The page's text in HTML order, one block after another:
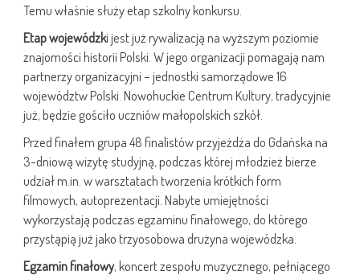
Temu właśnie służy etap szkolny konkursu.
Etap wojewódzki jest już rywalizacją na wyższym poziomie
znajomości historii Polski. W jego organizacji pomagają nam
partnerzy organizacyjni – jednostki samorządowe 16
województw Polski. Nowohuckie Centrum Kultury, tradycyjnie
już, będzie gościło uczniów małopolskich szkół.
Przed finałem grupa 48 finalistów przyjeżdża do Gdańska na
3-dniową wizytę studyjną, podczas której młodzież bierze
udział m.in. w warsztatach tworzenia krótkich form
filmowych, autoprezentacji. Nabyte umiejętności
wykorzystają podczas egzaminu finałowego, do którego
przystąpią już jako trzyosobowa drużyna wojewódzka.
Egzamin finałowy, koncert zespołu muzycznego, pełniącego